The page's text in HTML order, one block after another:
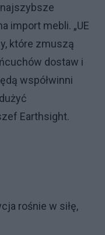
import mebli. „UE
które zmuszą
dostaw i
współwinni
Earthsight.
rośnie w siłę,